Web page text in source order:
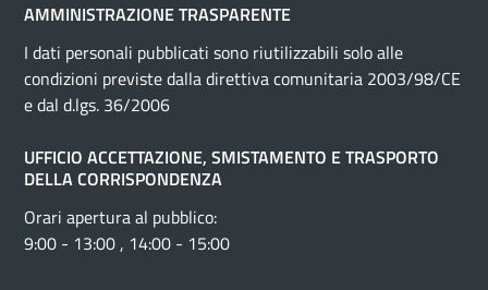
AMMINISTRAZIONE TRASPARENTE
I dati personali pubblicati sono riutilizzabili solo alle
condizioni previste dalla direttiva comunitaria 2003/98/CE
e dal d.lgs. 36/2006
UFFICIO ACCETTAZIONE, SMISTAMENTO E TRASPORTO
DELLA CORRISPONDENZA
Orari apertura al pubblico:
9:00 - 13:00 , 14:00 - 15:00